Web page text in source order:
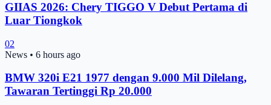
GIIAS 2026: Chery TIGGO V Debut Pertama di
Luar Tiongkok
02
News • 6 hours ago
BMW 320i E21 1977 dengan 9.000 Mil Dilelang,
Tawaran Tertinggi Rp 20.000